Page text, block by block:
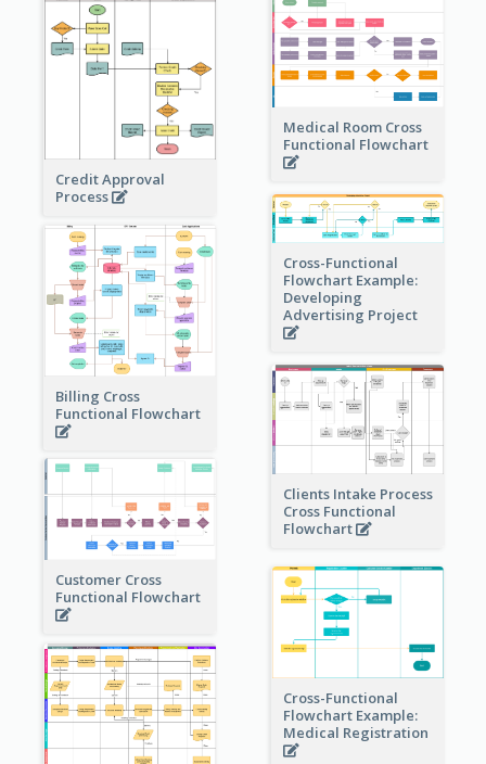
Credit Approval
Process
Medical Room Cross
Functional Flowchart
Cross-Functional
Flowchart Example:
Developing
Advertising Project
Billing Cross
Functional Flowchart
Clients Intake Process
Cross Functional
Flowchart
Customer Cross
Functional Flowchart
Cross-Functional
Flowchart Example:
Medical Registration